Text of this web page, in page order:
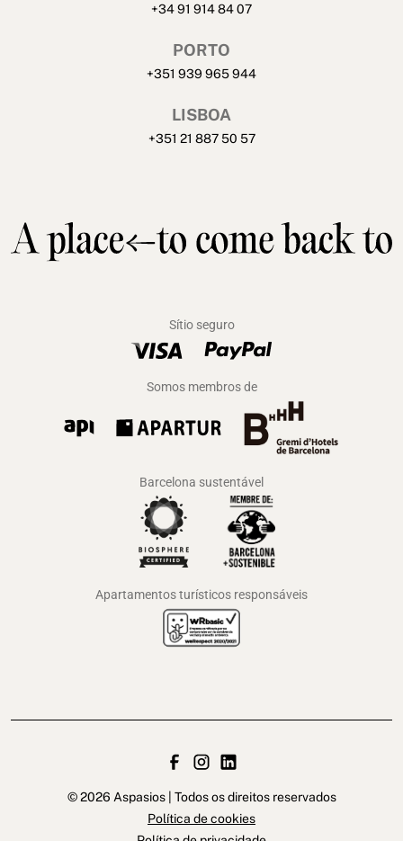
+34 91 914 84 07
PORTO
+351 939 965 944
LISBOA
+351 21 887 50 57
Sítio seguro
Somos membros de
Barcelona sustentável
Apartamentos turísticos responsáveis
© 2026 Aspasios | Todos os direitos reservados
Política de cookies